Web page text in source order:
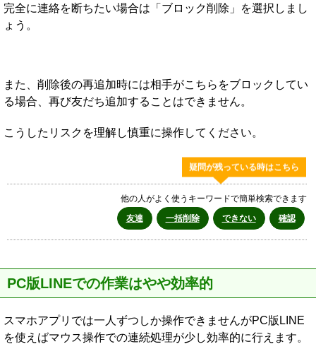
完全に連絡を断ちたい場合は「ブロック削除」を選択しまし
ょう。
また、削除後の再追加時には相手がこちらをブロックしてい
る場合、再び友だち追加することはできません。
こうしたリスクを理解し慎重に操作してください。
疑問が残っている時はこちら
他の人がよく使うキーワードで簡単検索できます
友達
一括削除 できない 確認
PC版LINEでの作業はやや効率的
スマホアプリでは一人ずつしか操作できませんがPC版LINE
を使えばマウス操作での連続処理が少し効率的に行えます。